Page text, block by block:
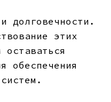
долговечности.
этих
обеспечения